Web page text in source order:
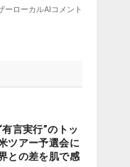
言実行”のトッ
ツアー予選会に
との差を肌で感